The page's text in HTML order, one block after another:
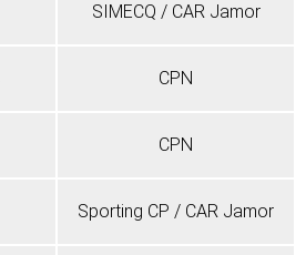
SIMECQ / CAR Jamor
CPN
CPN
Sporting CP / CAR Jamor